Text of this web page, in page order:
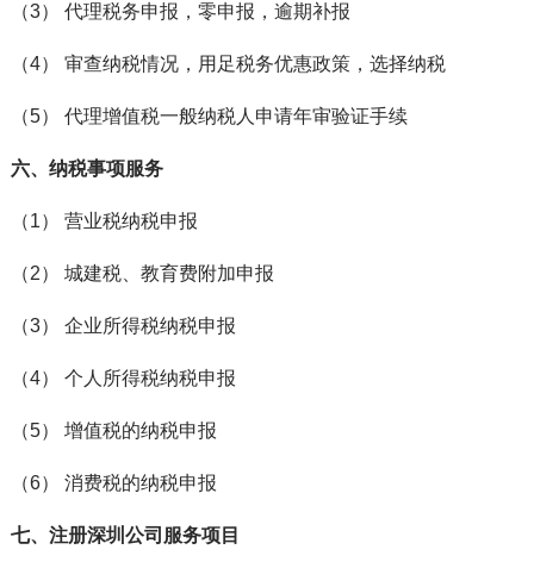
（3） 代理税务申报，零申报，逾期补报
（4） 审查纳税情况，用足税务优惠政策，选择纳税
（5） 代理增值税一般纳税人申请年审验证手续
六、纳税事项服务
（1） 营业税纳税申报
（2） 城建税、教育费附加申报
（3） 企业所得税纳税申报
（4） 个人所得税纳税申报
（5） 增值税的纳税申报
（6） 消费税的纳税申报
七、 注册深圳公司 服务项目